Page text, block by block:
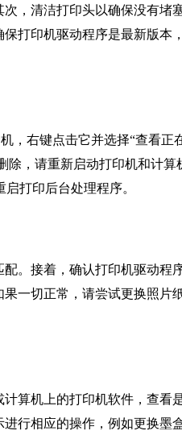
，清洁打印头以确保没有堵塞
打印机驱动程序是最新版本
，右键点击它并选择“查看正
，请重新启动打印机和计算
启打印后台处理程序。
。接着，确认打印机驱动程
一切正常，请尝试更换照片
算机上的打印机软件，查看
行相应的操作，例如更换墨盒